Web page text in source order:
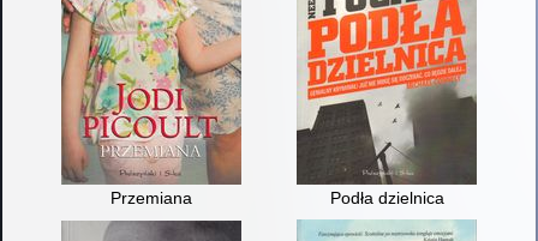
Przemiana Podła dzielnica